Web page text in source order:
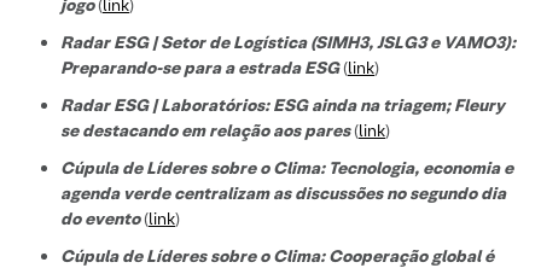
jogo(link)
Radar ESG | Setor de Logística (SIMH3, JSLG3 e VAMO3):
Preparando-se para a estrada ESG(link)
Radar ESG | Laboratórios: ESG ainda na triagem; Fleury
se destacando em relação aos pares(link)
Cúpula de Líderes sobre o Clima: Tecnologia, economia e
agenda verde centralizam as discussões no segundo dia
do evento(link)
Cúpula de Líderes sobre o Clima: Cooperação global é